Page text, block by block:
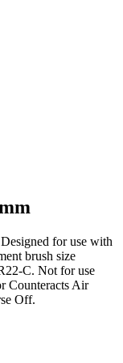
for use with
brush size
C. Not for use
Counteracts Air
Off.